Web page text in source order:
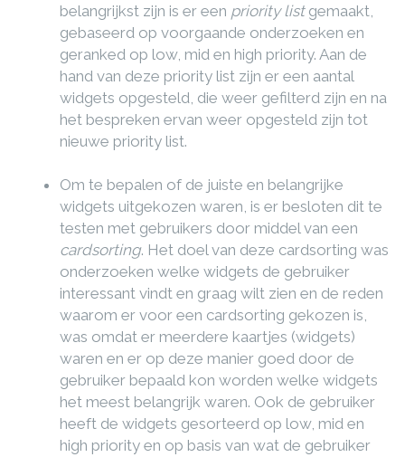
belangrijkst zijn is er een priority list gemaakt,
gebaseerd op voorgaande onderzoeken en
geranked op low, mid en high priority. Aan de
hand van deze priority list zijn er een aantal
widgets opgesteld, die weer gefilterd zijn en na
het bespreken ervan weer opgesteld zijn tot
nieuwe priority list.
Om te bepalen of de juiste en belangrijke
widgets uitgekozen waren, is er besloten dit te
testen met gebruikers door middel van een
cardsorting. Het doel van deze cardsorting was
onderzoeken welke widgets de gebruiker
interessant vindt en graag wilt zien en de reden
waarom er voor een cardsorting gekozen is,
was omdat er meerdere kaartjes (widgets)
waren en er op deze manier goed door de
gebruiker bepaald kon worden welke widgets
het meest belangrijk waren. Ook de gebruiker
heeft de widgets gesorteerd op low, mid en
high priority en op basis van wat de gebruiker